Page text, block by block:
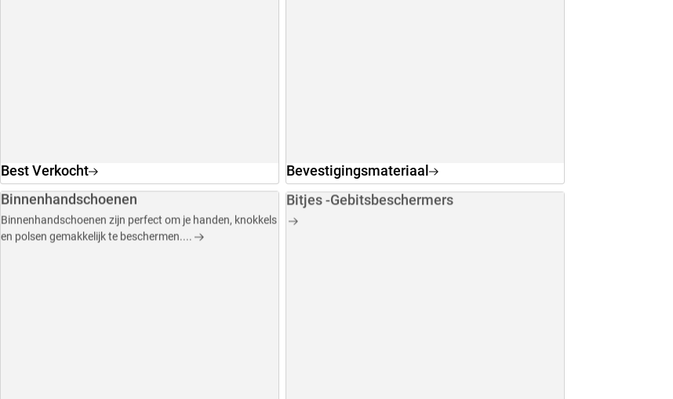
Best Verkocht
Bevestigingsmateriaal
Binnenhandschoenen
Binnenhandschoenen zijn perfect om je handen, knokkels
en polsen gemakkelijk te beschermen....
Bitjes -Gebitsbeschermers